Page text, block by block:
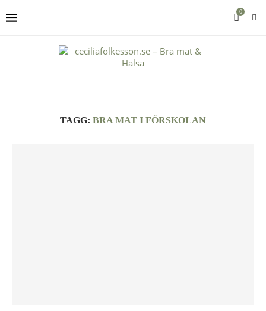
0
TAGG: BRA MAT I FÖRSKOLAN